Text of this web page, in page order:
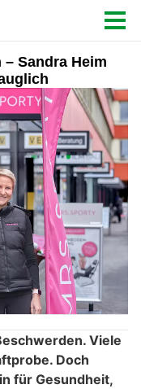
Sandra Heim
Viele
Doch
für Gesundheit,